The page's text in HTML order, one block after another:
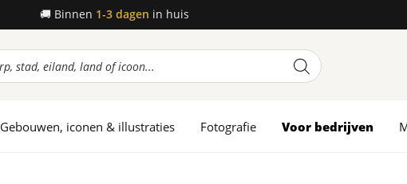
🚚 Binnen 1-3 dagen in huis
Gebouwen, iconen & illustraties Fotografie Voor bedrijven